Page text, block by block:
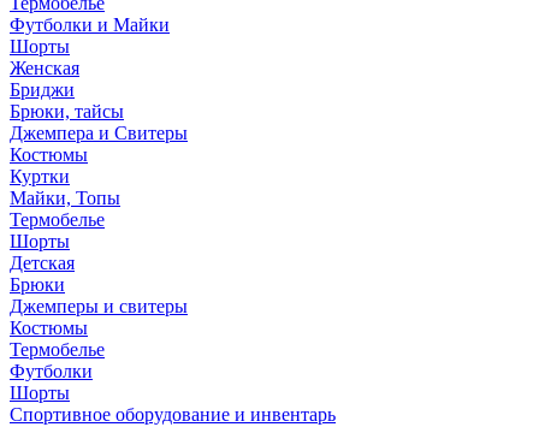
Футболки и Майки
Шорты
Женская
Бриджи
Брюки, тайсы
Джемпера и Свитеры
Костюмы
Куртки
Майки, Топы
Термобелье
Шорты
Детская
Брюки
Джемперы и свитеры
Костюмы
Термобелье
Футболки
Шорты
Спортивное оборудование и инвентарь